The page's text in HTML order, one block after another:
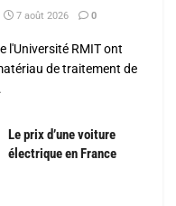
7 août 2026 0
l'Université RMIT ont
de traitement de
Le prix d’une voiture
électrique en France